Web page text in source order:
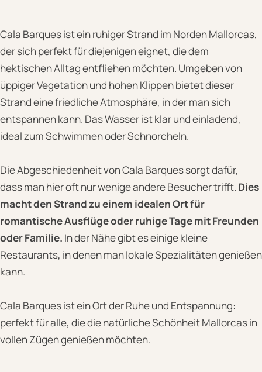
Cala Barques ist ein ruhiger Strand im Norden Mallorcas,
der sich perfekt für diejenigen eignet, die dem
hektischen Alltag entfliehen möchten. Umgeben von
üppiger Vegetation und hohen Klippen bietet dieser
Strand eine friedliche Atmosphäre, in der man sich
entspannen kann. Das Wasser ist klar und einladend,
ideal zum Schwimmen oder Schnorcheln.
Die Abgeschiedenheit von Cala Barques sorgt dafür,
dass man hier oft nur wenige andere Besucher trifft. Dies
macht den Strand zu einem idealen Ort für
romantische Ausflüge oder ruhige Tage mit Freunden
oder Familie. In der Nähe gibt es einige kleine
Restaurants, in denen man lokale Spezialitäten genießen
kann.
Cala Barques ist ein Ort der Ruhe und Entspannung:
perfekt für alle, die die natürliche Schönheit Mallorcas in
vollen Zügen genießen möchten.